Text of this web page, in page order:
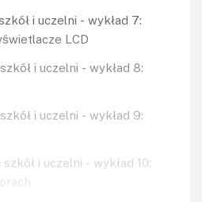
i uczelni - wykład 7:
LCD
i uczelni - wykład 8:
i uczelni - wykład 9:
i uczelni - wykład 10: